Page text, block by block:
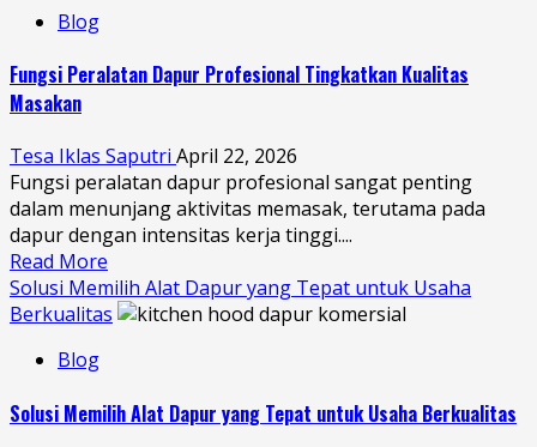
Blog
Fungsi Peralatan Dapur Profesional Tingkatkan Kualitas
Masakan
Tesa Iklas Saputri April 22, 2026
Fungsi peralatan dapur profesional sangat penting
dalam menunjang aktivitas memasak, terutama pada
dapur dengan intensitas kerja tinggi....
Read More
Solusi Memilih Alat Dapur yang Tepat untuk Usaha
Berkualitas
Blog
Solusi Memilih Alat Dapur yang Tepat untuk Usaha Berkualitas